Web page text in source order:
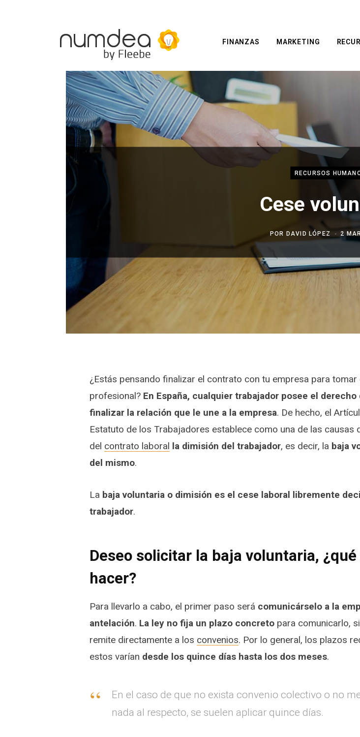
FINANZAS MARKETING
RECURSOS
Cese
POR DAVID LÓPEZ 2
¿Estás pensando finalizar el contrato con tu empresa para
profesional? En España, cualquier trabajador posee el derecho
finalizar la relación que le une a la empresa. De hecho, el
Estatuto de los Trabajadores establece como una de las causas
del contrato laboral la dimisión del trabajador, es decir, la baja
del mismo.
La baja voluntaria o dimisión es el cese laboral libremente
trabajador.
Deseo solicitar la baja voluntaria,
hacer?
Para llevarlo a cabo, el primer paso será comunicárselo a la
antelación. La ley no fija un plazo concretopara comunicarlo,
remite directamente a los convenios. Por lo general, los plazos
estos varían desde los quince días hasta los dos meses.
En el caso de que no exista convenio colectivo o no
nada al respecto, se suelen aplicar quince días.